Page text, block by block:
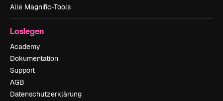
Alle Magnific-Tools
Loslegen
Academy
Dokumentation
Support
AGB
Datenschutzerklärung